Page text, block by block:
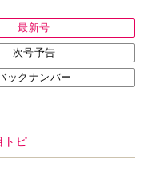
最新号
次号予告
ックナンバー
トピ